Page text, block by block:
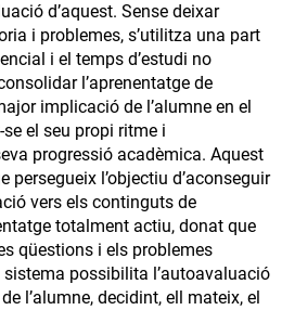
d’aquest. Sense deixar
i problemes, s’utilitza una part
i el temps d’estudi no
l’aprenentatge de
implicació de l’alumne en el
el seu propi ritme i
progressió acadèmica. Aquest
persegueix l’objectiu d’aconseguir
vers els continguts de
totalment actiu, donat que
qüestions i els problemes
possibilita l’autoavaluació
l’alumne, decidint, ell mateix, el